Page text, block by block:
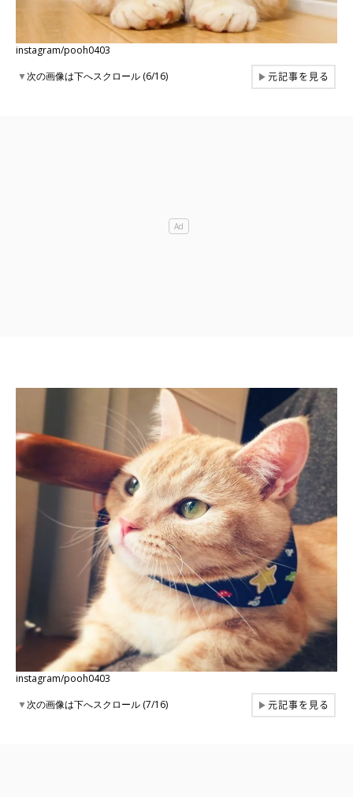
instagram/pooh0403
▼次の画像は下へスクロール (6/16) ▶元記事を見る
instagram/pooh0403
▼次の画像は下へスクロール (7/16) ▶元記事を見る